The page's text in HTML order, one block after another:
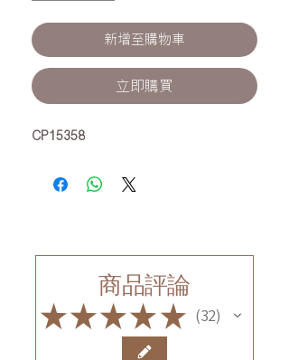
新增至購物車
立即購買
CP15358
商品評論
★★★★★ 32
32